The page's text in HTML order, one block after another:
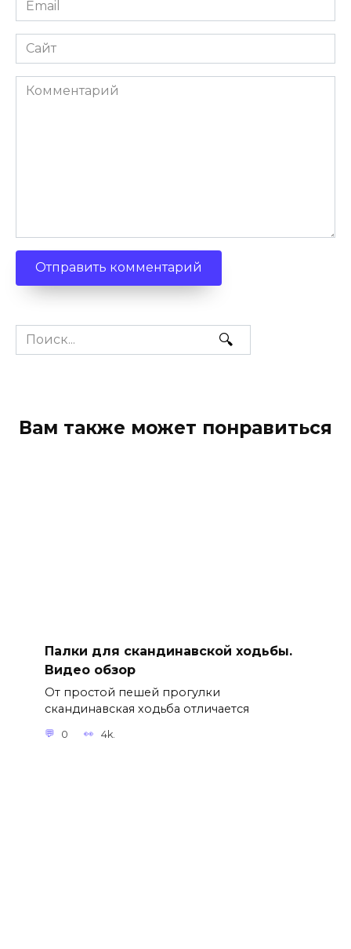
Сайт
Комментарий
Search
for:
Вам также может понравиться
Палки для скандинавской ходьбы.
Видео обзор
От простой пешей прогулки
скандинавская ходьба отличается
0 4k.